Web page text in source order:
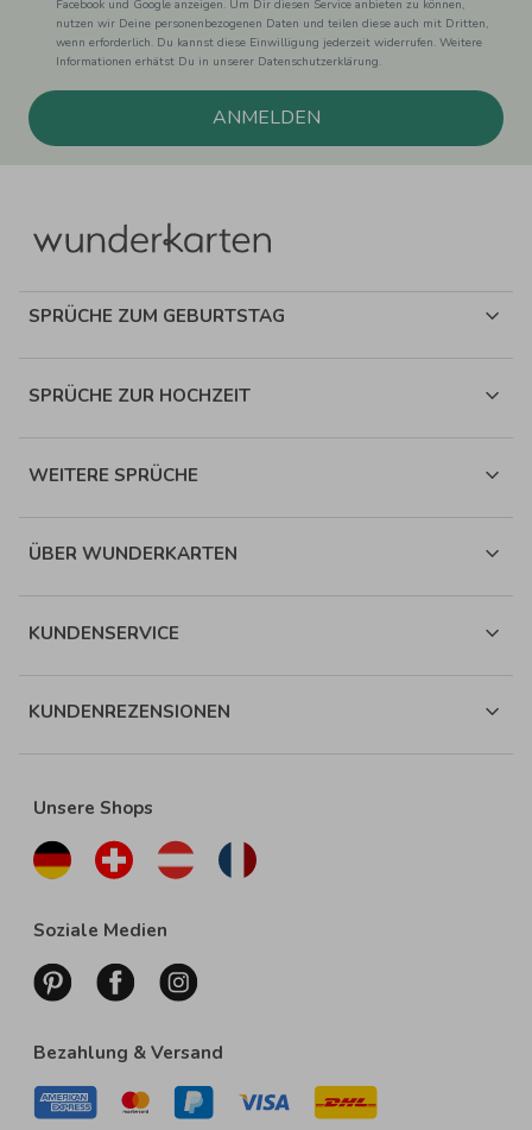
Facebook und Google anzeigen. Um Dir diesen Service anbieten zu können,
nutzen wir Deine personenbezogenen Daten und teilen diese auch mit Dritten,
wenn erforderlich. Du kannst diese Einwilligung jederzeit widerrufen. Weitere
Informationen erhätst Du in unserer Datenschutzerklärung.
ANMELDEN
SPRÜCHE ZUM GEBURTSTAG
SPRÜCHE ZUR HOCHZEIT
WEITERE SPRÜCHE
ÜBER WUNDERKARTEN
KUNDENSERVICE
KUNDENREZENSIONEN
Unsere Shops
Soziale Medien
Bezahlung & Versand